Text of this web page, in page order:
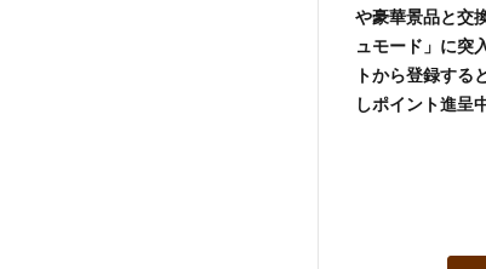
や豪華景品と交
ュモード」に突
トから登録する
しポイント進呈